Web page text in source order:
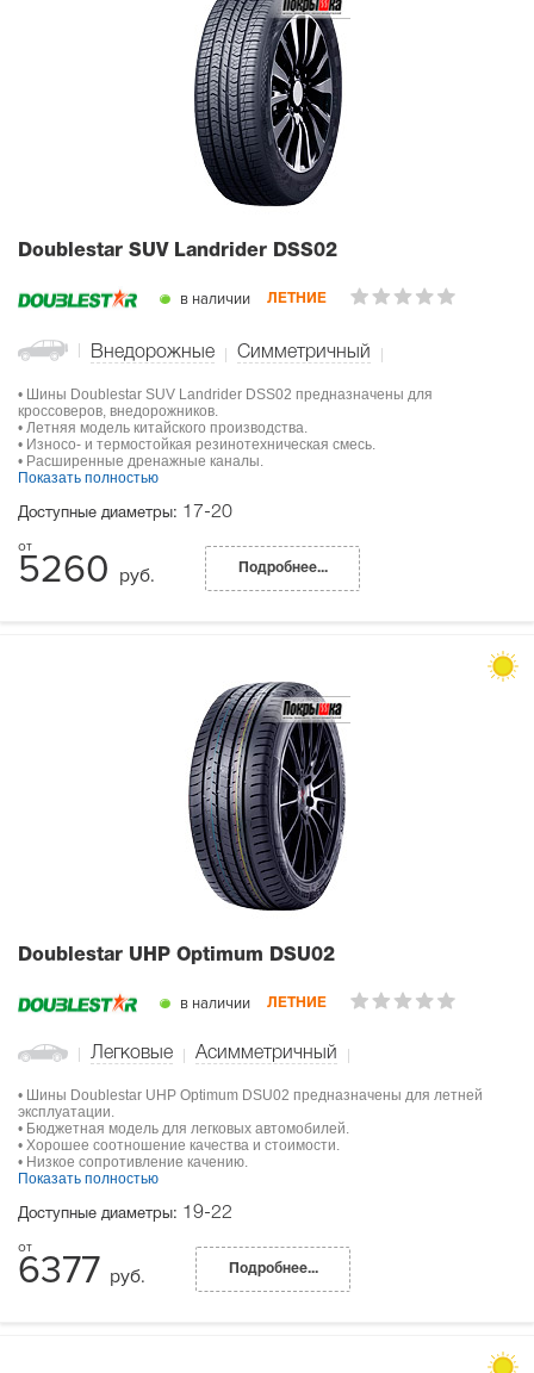
Doublestar SUV Landrider DSS02
в наличии ЛЕТНИЕ
Внедорожные Симметричный
• Шины Doublestar SUV Landrider DSS02 предназначены для
кроссоверов, внедорожников.
• Летняя модель китайского производства.
• Износо- и термостойкая резинотехническая смесь.
• Расширенные дренажные каналы.
Показать полностью
Доступные диаметры: 17-20
5260 руб. Подробнее...
Doublestar UHP Optimum DSU02
в наличии ЛЕТНИЕ
Легковые Асимметричный
• Шины Doublestar UHP Optimum DSU02 предназначены для летней
эксплуатации.
• Бюджетная модель для легковых автомобилей.
• Хорошее соотношение качества и стоимости.
• Низкое сопротивление качению.
Показать полностью
Доступные диаметры: 19-22
6377 руб. Подробнее...